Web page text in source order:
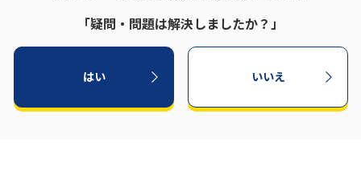
「疑問・問題は解決しましたか？」
はい いいえ